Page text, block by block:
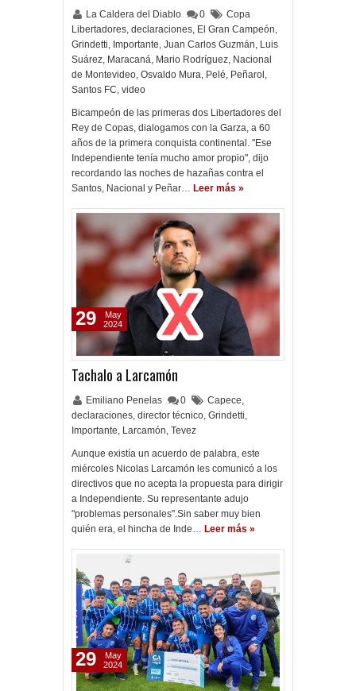
La Caldera del Diablo 0
Copa
Libertadores, declaraciones, El Gran Campeón,
Grindetti, Importante, Juan Carlos Guzmán, Luis
Suárez, Maracaná, Mario Rodríguez, Nacional
de Montevideo, Osvaldo Mura, Pelé, Peñarol ,
Santos FC, video
Bicampeón de las primeras dos Libertadores del
Rey de Copas, dialogamos con la Garza, a 60
años de la primera conquista continental. "Ese
Independiente tenía mucho amor propio", dijo
recordando las noches de hazañas contra el
Santos, Nacional y Peñar… Leer más »
Tachalo a Larcamón
Emiliano Penelas 0 Capece,
declaraciones, director técnico, Grindetti,
Importante, Larcamón, Tevez
Aunque existía un acuerdo de palabra, este
miércoles Nicolas Larcamón les comunicó a los
directivos que no acepta la propuesta para dirigir
a Independiente. Su representante adujo
"problemas personales".Sin saber muy bien
quién era, el hincha de Inde… Leer más »
29
May
2024
29
May
2024